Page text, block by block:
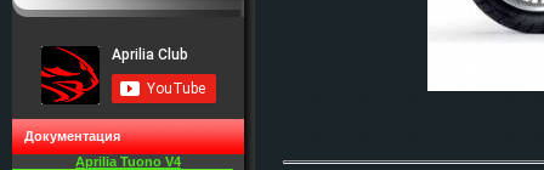
Документация
Aprilia Tuono V4